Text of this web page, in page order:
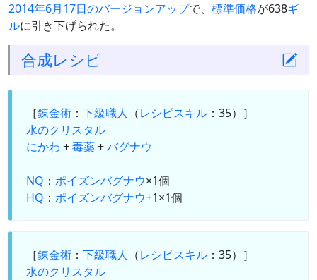
2014年6月17日のバージョンアップで、 標準価格が638ギ
ルに引き下げられた。
合成レシピ
［錬金術 ： 下級職人 （レシピスキル ：35）］
水のクリスタル
にかわ +毒薬+バグナウ
NQ ： ポイズンバグナウ×1個
HQ ： ポイズンバグナウ+1×1個
［錬金術 ： 下級職人 （レシピスキル ：35）］
水のクリスタル